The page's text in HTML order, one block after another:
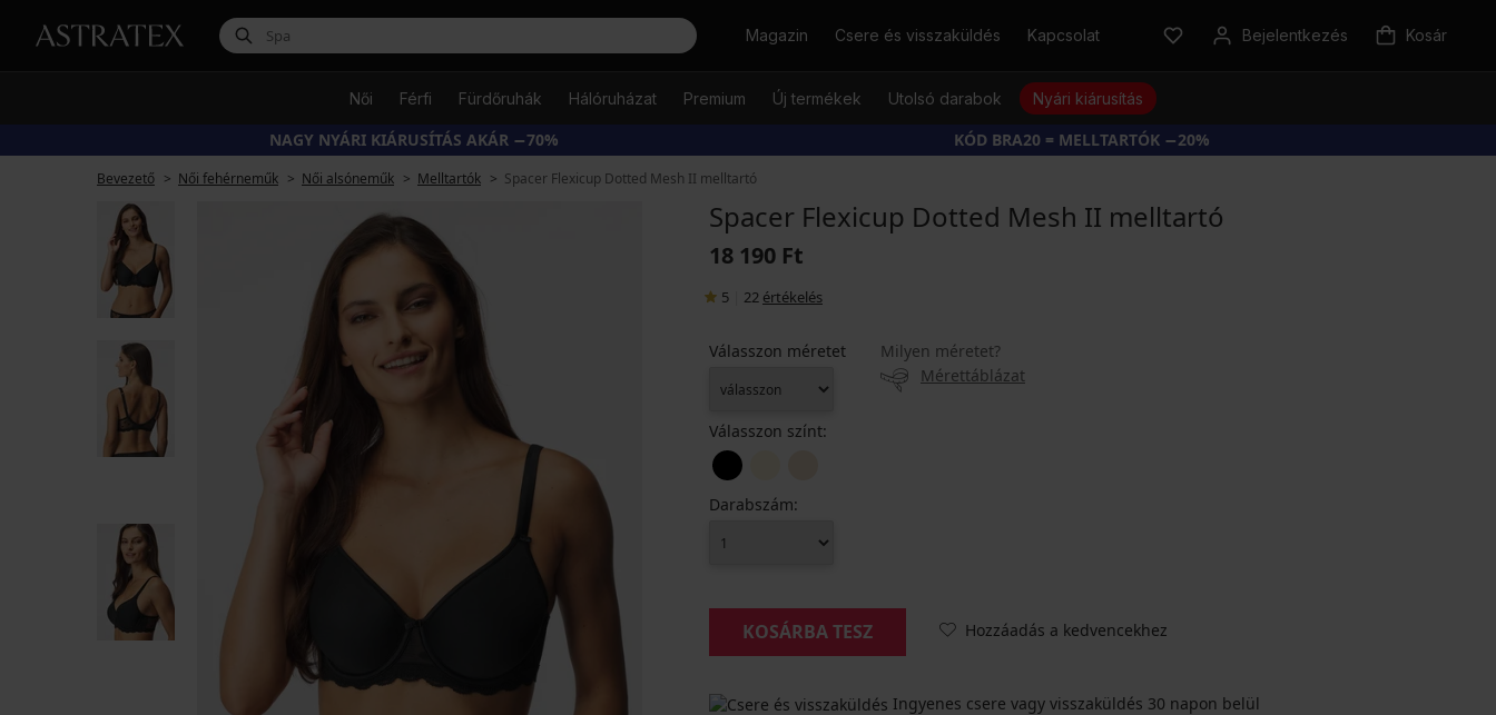
KeresésMagazin Csere és visszaküldés Kapcsolat Bejelentkezés Kosár
Női Férfi Fürdőruhák Hálóruházat Premium Új termékek Utolsó darabok Nyári kiárusítás
NAGY NYÁRI KIÁRUSÍTÁS AKÁR −70% KÓD BRA20 = MELLTARTÓK −20%
Bevezető Női fehérneműk Női alsóneműk Melltartók Spacer Flexicup Dotted Mesh II melltartó
Spacer Flexicup Dotted Mesh II melltartó
18 190 Ft
5 22 értékelés
Válasszon méretet
Milyen méretet?
Mérettáblázat
Válasszon színt:
Darabszám:
KOSÁRBA TESZ Hozzáadás a kedvencekhez
Ingyenes csere vagy visszaküldés 30 napon belül